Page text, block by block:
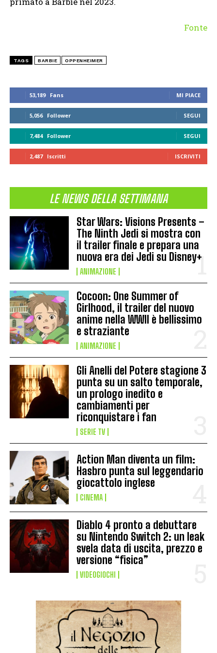
53,189 Fans MI PIACE
5,056 Follower SEGUI
7,484 Follower SEGUI
2,487 Iscritti ISCRIVITI
LE NEWS DELLA SETTIMANA
Star Wars: Visions Presents –
The Ninth Jedi si mostra con
il trailer finale e prepara una
nuova era dei Jedi su Disney+
ANIMAZIONE
Cocoon: One Summer of
Girlhood, il trailer del nuovo
anime nella WWII è bellissimo
e straziante
ANIMAZIONE
Gli Anelli del Potere stagione 3
punta su un salto temporale,
un prologo inedito e
cambiamenti per
riconquistare i fan
SERIE TV
Action Man diventa un film:
Hasbro punta sul leggendario
giocattolo inglese
CINEMA
Diablo 4 pronto a debuttare
su Nintendo Switch 2: un leak
svela data di uscita, prezzo e
versione “fisica”
VIDEOGIOCHI
Fonte
TAGS BARBIE OPPENHEIMER